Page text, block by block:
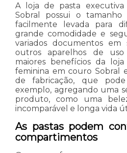
A loja de pasta
Sobral possui o
facilmente levada para
grande comodidade e
variados documentos
outros aparelhos de
maiores benefícios da
feminina em couro Sobral
de fabricação, que
exemplo, agregando uma
produto, como uma
incomparável e longa vida
As pastas podem
compartimentos